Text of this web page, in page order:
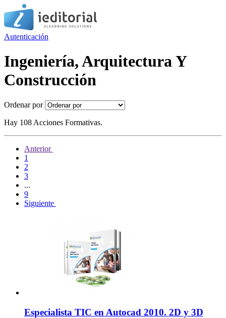
Autenticación
Ingeniería, Arquitectura Y
Construcción
Ordenar por
Hay 108 Acciones Formativas.
Anterior
1
2
3
...
9
Siguiente
Especialista TIC en Autocad 2010. 2D y 3D